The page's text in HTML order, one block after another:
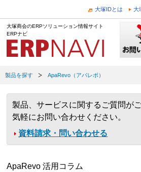
大塚IDとは 大
大塚商会のERPソリューション情報サイト
ERPナビ
製品を探す ApaRevo（アパレボ）
製品、サービスに関するご質問が
気軽にお問い合わせください。
資料請求・問い合わせる
ApaRevo 活用コラム